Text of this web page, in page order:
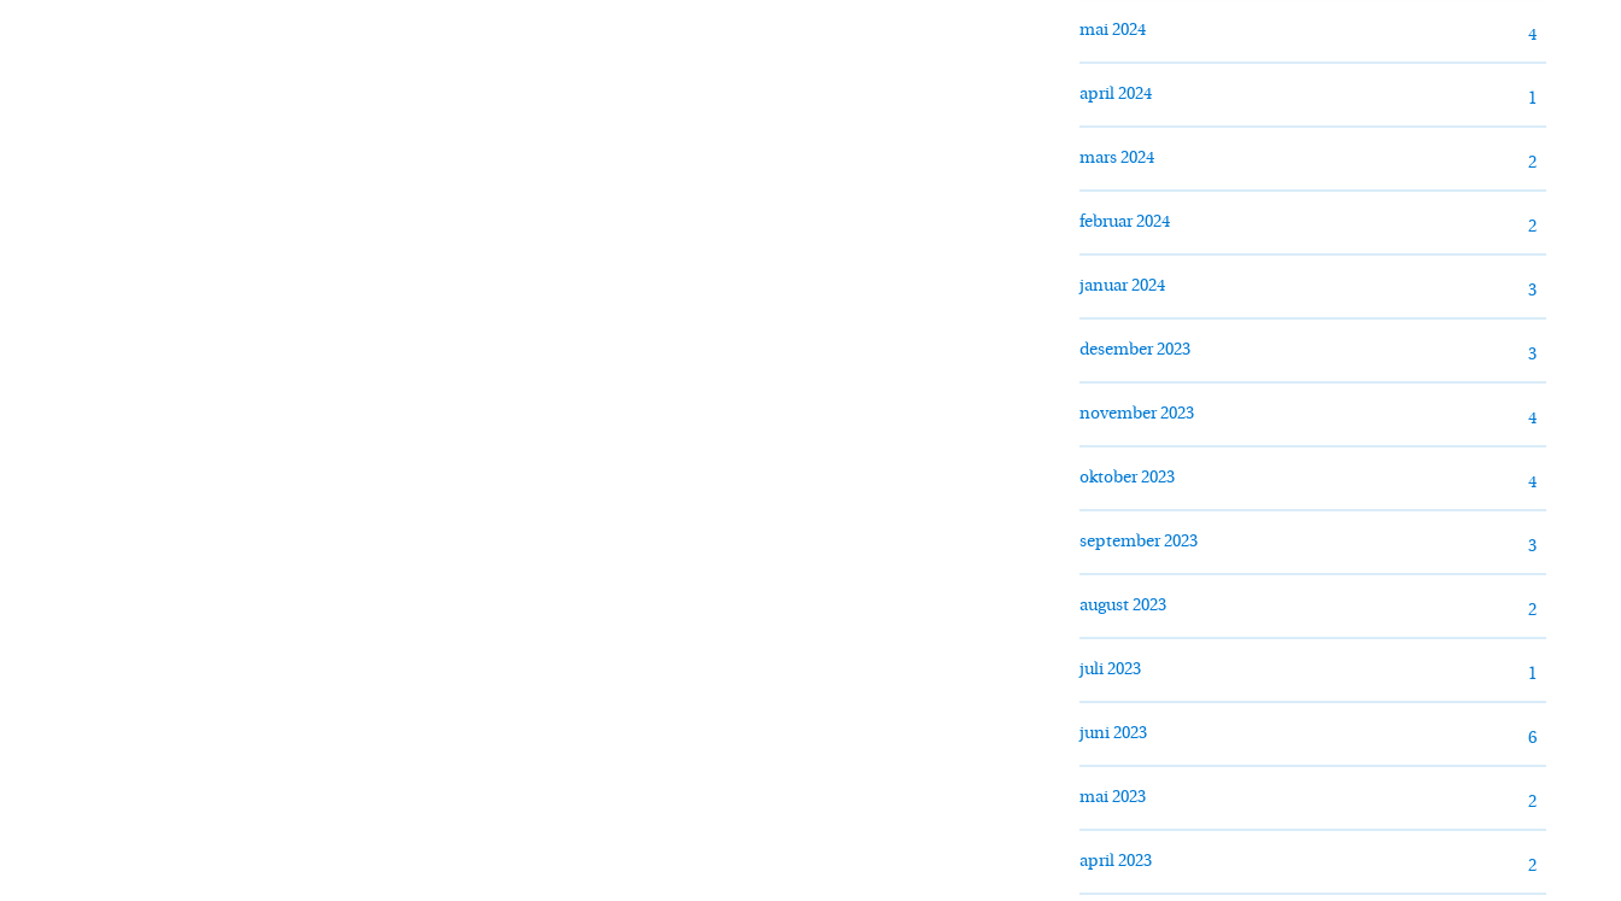
mai 2024 4
april 2024 1
mars 2024 2
februar 2024 2
januar 2024 3
desember 2023 3
november 2023 4
oktober 2023 4
september 2023 3
august 2023 2
juli 2023 1
juni 2023 6
mai 2023 2
april 2023 2